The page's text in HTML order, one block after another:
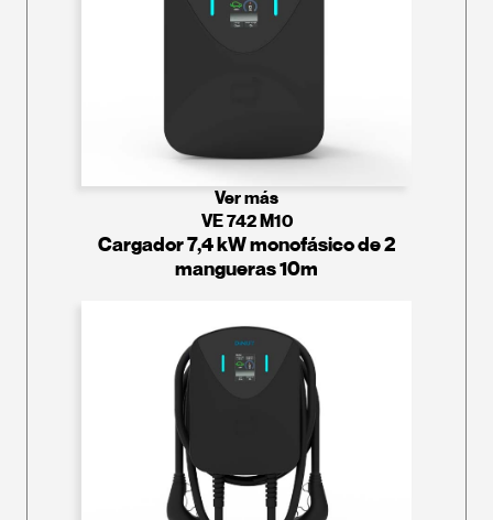
Ver más
VE 742 M10
Cargador 7,4 kW monofásico de 2
mangueras 10m